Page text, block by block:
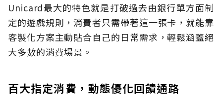
Unicard最大的特色就是打破過去由銀行單方面制
定的遊戲規則，消費者只需帶著這一張卡，就能靠
客製化方案主動貼合自己的日常需求，輕鬆涵蓋絕
大多數的消費場景。
百大指定消費，動態優化回饋通路